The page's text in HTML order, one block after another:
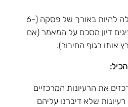
הסיום, כמו הפתיחה יכולה להיות באורך של פסקה (6-
דיון מסכם על המאמר (אם
אותו בגוף החיבור).
את הרעיונות המרכזיים
רעיונות שלא דיברנו עליהם